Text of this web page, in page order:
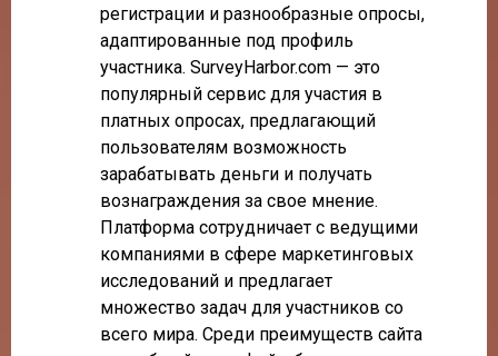
регистрации и разнообразные опросы,
адаптированные под профиль
участника. SurveyHarbor.com — это
популярный сервис для участия в
платных опросах, предлагающий
пользователям возможность
зарабатывать деньги и получать
вознаграждения за свое мнение.
Платформа сотрудничает с ведущими
компаниями в сфере маркетинговых
исследований и предлагает
множество задач для участников со
всего мира. Среди преимуществ сайта